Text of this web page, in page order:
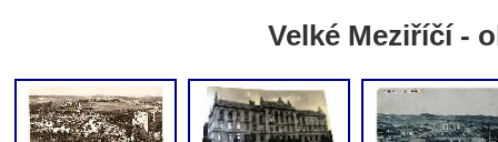
Velké Meziříčí -